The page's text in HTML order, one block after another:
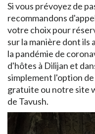
Si vous prévoyez de
recommandons
votre choix pour
sur la manière dont
la pandémie de
d'hôtes à Dilijan et
simplement l'option
gratuite ou notre site
de Tavush.